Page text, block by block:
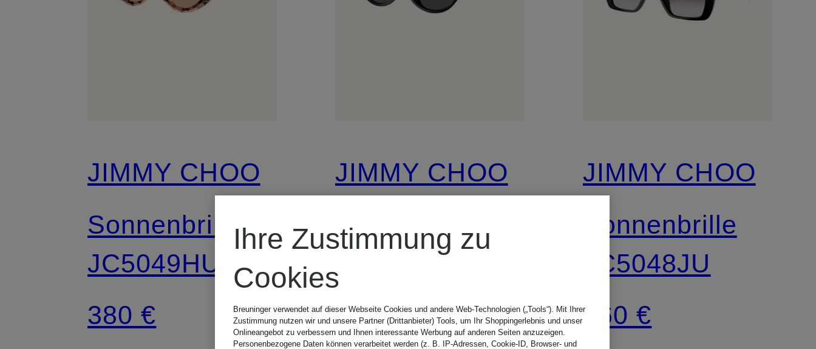
JIMMY CHOO
Sonnenbrille
JC5049HU
380 €
JIMMY CHOO
Sonnenbrille
JC5068U
240 €
JIMMY CHOO
Sonnenbrille
JC5048JU
360 €
Ihre Zustimmung zu
Cookies
Breuninger verwendet auf dieser Webseite Cookies und andere Web-Technologien („Tools“). Mit Ihrer
Zustimmung nutzen wir und unsere Partner (Drittanbieter) Tools, um Ihr Shoppingerlebnis und unser
Onlineangebot zu verbessern und Ihnen interessante Werbung auf anderen Seiten anzuzeigen.
Personenbezogene Daten können verarbeitet werden (z. B. IP-Adressen, Cookie-ID, Browser- und